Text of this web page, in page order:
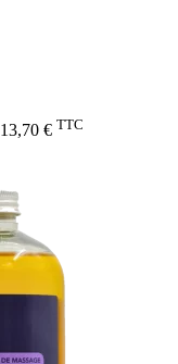
13,70 € TTC